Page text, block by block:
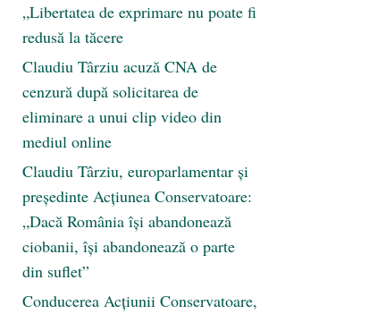
„Libertatea de exprimare nu poate fi
redusă la tăcere
Claudiu Târziu acuză CNA de
cenzură după solicitarea de
eliminare a unui clip video din
mediul online
Claudiu Târziu, europarlamentar și
președinte Acțiunea Conservatoare:
„Dacă România își abandonează
ciobanii, își abandonează o parte
din suflet”
Conducerea Acțiunii Conservatoare,